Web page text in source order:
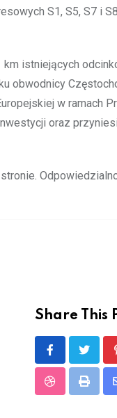
S1, S5, S7 i
istniejących
obwodnicy
w ramach
oraz
Share This
StumbleUpon
Print